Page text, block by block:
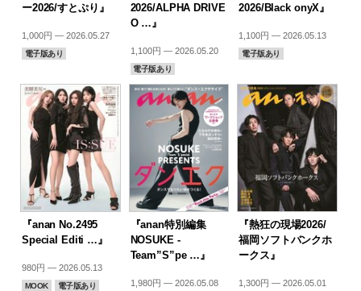
ー2026/すとぷり』
1,000円 — 2026.05.27
電子版あり
2026/ALPHA DRIVE
O …』
1,100円 — 2026.05.20
電子版あり
2026/Black onyX』
1,100円 — 2026.05.13
電子版あり
『anan No.2495
Special Editi …』
980円 — 2026.05.13
MOOK 電子版あり
『anan特別編集
NOSUKE -
Team”S”pe …』
1,980円 — 2026.05.08
『熱狂の現場2026/
福岡ソフトバンクホ
ークス』
1,300円 — 2026.05.01